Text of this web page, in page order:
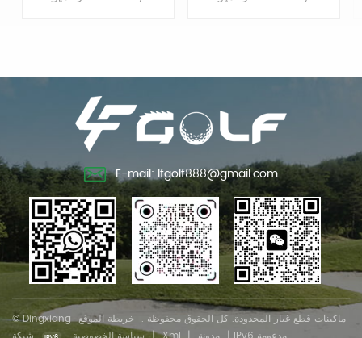
E-mail: lfgolf888@gmail.com
© Dingxiang ماكينات قطع غيار المحدودة. كل الحقوق محفوظة . خريطة الموقع